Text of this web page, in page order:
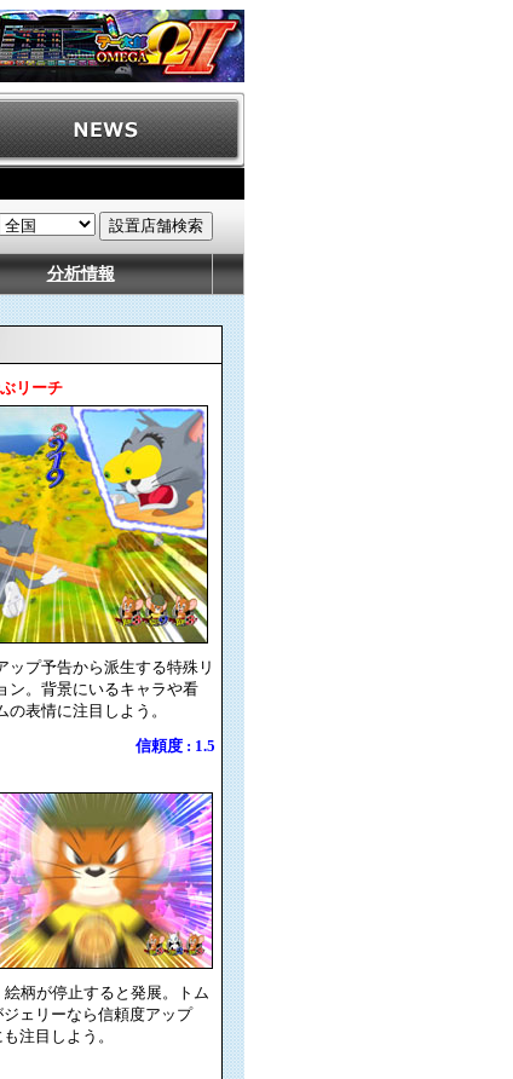
分析情報
リーチ
ップ予告から派生する特殊リ
ン。背景にいるキャラや看
の表情に注目しよう。
信頼度 : 1.5
柄が停止すると発展。トム
ェリーなら信頼度アップ
注目しよう。